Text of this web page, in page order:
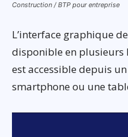
Construction / BTP pour entreprise
L’interface graphique
disponible en plusieurs
est accessible depuis
smartphone ou une